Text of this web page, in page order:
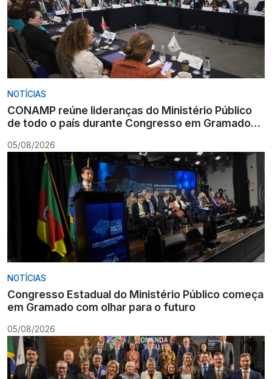
NOTÍCIAS
CONAMP reúne lideranças do Ministério Público
de todo o país durante Congresso em Gramado
05/08/2026
NOTÍCIAS
Congresso Estadual do Ministério Público começa
em Gramado com olhar para o futuro
05/08/2026